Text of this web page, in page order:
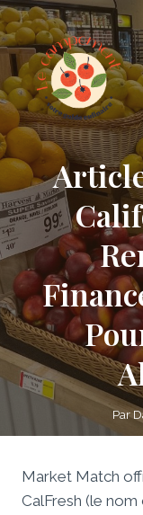
Skip
to
content
Par
Market Match
CalFresh (le